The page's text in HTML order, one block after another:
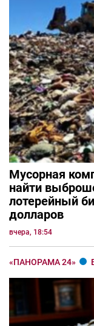
Мусорная
найти
лотерейный
долларов
вчера, 18:54
«ПАНОРАМА 24»